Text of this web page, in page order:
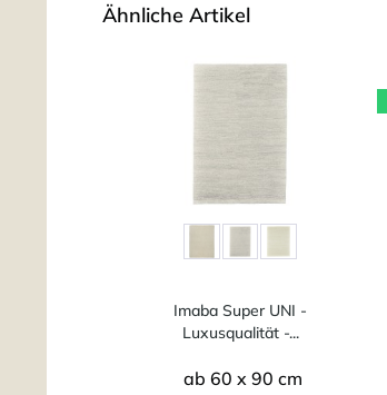
Ähnliche Artikel
Imaba Super UNI -
Luxusqualität -...
ab 60 x 90 cm